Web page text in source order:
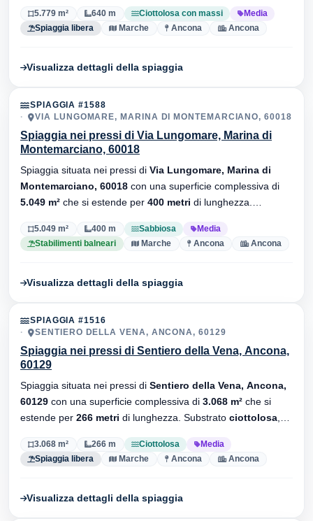
5.779 m² 640 m Ciottolosa con massi
Media
Spiaggia libera
Marche Ancona Ancona
Visualizza dettagli della spiaggia
SPIAGGIA #1588
VIA LUNGOMARE, MARINA DI MONTEMARCIANO, 60018
Spiaggia nei pressi di Via Lungomare, Marina di
Montemarciano, 60018
Spiaggia situata nei pressi di Via Lungomare, Marina di
Montemarciano, 60018 con una superficie complessiva di
5.049 m² che si estende per 400 metri di lunghezza.
5.049 m² 400 m Sabbiosa
Media
Stabilimenti balneari
Marche Ancona Ancona
Visualizza dettagli della spiaggia
SPIAGGIA #1516
SENTIERO DELLA VENA, ANCONA, 60129
Spiaggia nei pressi di Sentiero della Vena, Ancona,
60129
Spiaggia situata nei pressi di Sentiero della Vena, Ancona,
60129 con una superficie complessiva di 3.068 m² che si
estende per 266 metri di lunghezza. Substrato ciottolosa
3.068 m² 266 m Ciottolosa
Media
Spiaggia libera
Marche Ancona Ancona
Visualizza dettagli della spiaggia